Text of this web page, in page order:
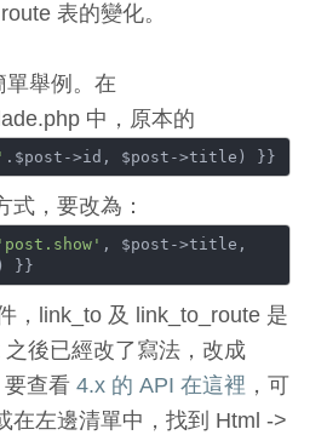
表的變化。
單舉例。在
中，原本的
式，要改為：
'post.show' , $post->title,
，link_to 及 link_to_route 是
後已經改了寫法，改成
要查看 4.x 的 API 在這裡 ，可
在左邊清單中，找到 Html ->